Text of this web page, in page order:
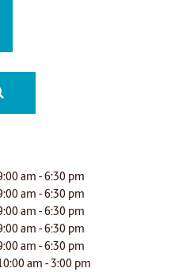
am - 6:30 pm
am - 6:30 pm
am - 6:30 pm
am - 6:30 pm
am - 6:30 pm
am - 3:00 pm